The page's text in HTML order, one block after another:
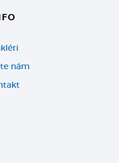
nám